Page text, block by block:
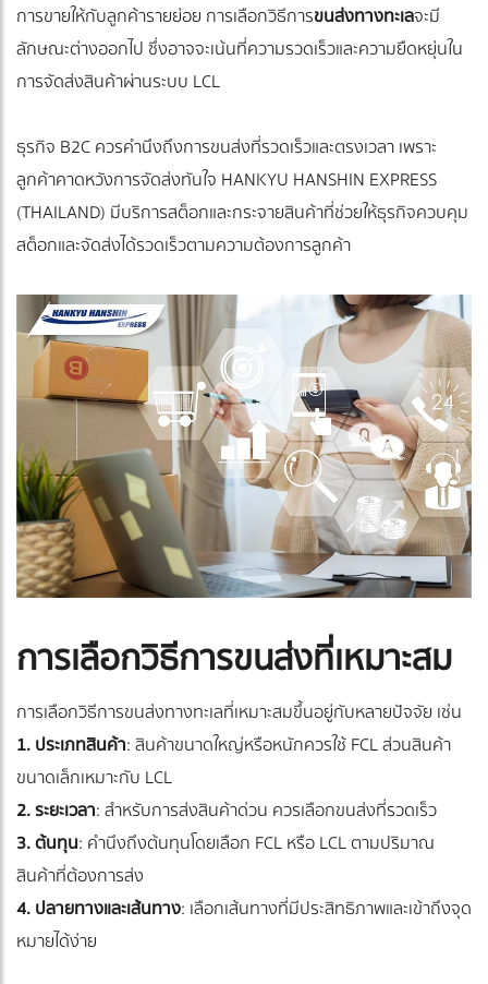
การขายให้กับลูกค้ารายย่อย การเลือกวิธีการขนส่งทางทะเลจะมี
ลักษณะต่างออกไป ซึ่งอาจจะเน้นที่ความรวดเร็วและความยืดหยุ่นใน
การจัดส่งสินค้าผ่านระบบ LCL
ธุรกิจ B2C ควรคำนึงถึงการขนส่งที่รวดเร็วและตรงเวลา เพราะ
ลูกค้าคาดหวังการจัดส่งทันใจ HANKYU HANSHIN EXPRESS
(THAILAND) มีบริการสต็อกและกระจายสินค้าที่ช่วยให้ธุรกิจควบคุม
สต็อกและจัดส่งได้รวดเร็วตามความต้องการลูกค้า
การเลือกวิธีการขนส่งที่เหมาะสม
การเลือกวิธีการขนส่งทางทะเลที่เหมาะสมขึ้นอยู่กับหลายปัจจัย เช่น
1. ประเภทสินค้า: สินค้าขนาดใหญ่หรือหนักควรใช้ FCL ส่วนสินค้า
ขนาดเล็กเหมาะกับ LCL
2. ระยะเวลา: สำหรับการส่งสินค้าด่วน ควรเลือกขนส่งที่รวดเร็ว
3. ต้นทุน: คำนึงถึงต้นทุนโดยเลือก FCL หรือ LCL ตามปริมาณ
สินค้าที่ต้องการส่ง
4. ปลายทางและเส้นทาง: เลือกเส้นทางที่มีประสิทธิภาพและเข้าถึงจุด
หมายได้ง่าย